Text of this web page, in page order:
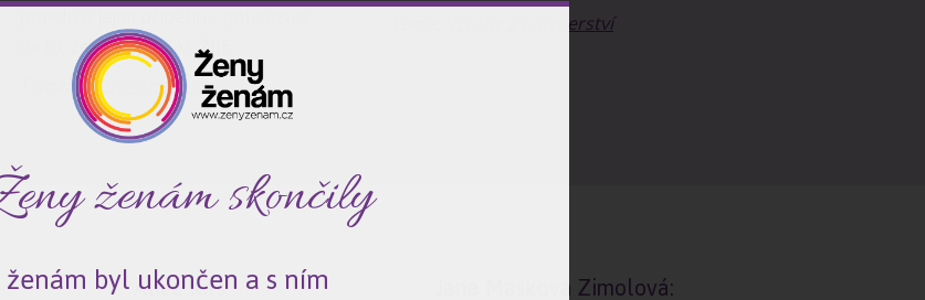
na to, že JAKÁ JE, TAK ŽIJE.
Téma:Vztahy a partnerství
Vztahy a partnerství
Alice Kirš: Jana Mašková Zimolová:
ženám skončily
byl ukončen a s ním